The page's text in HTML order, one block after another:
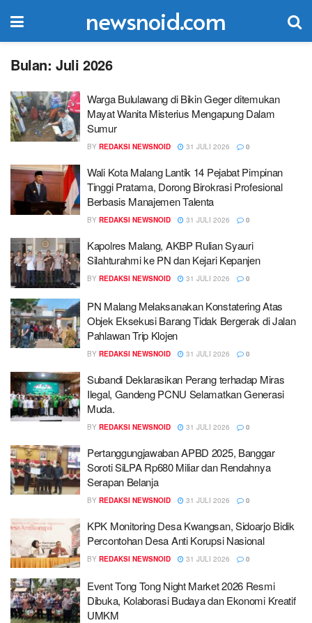
newsnoid.com
Bulan:Juli 2026
Warga Bululawang di Bikin Geger ditemukan
Mayat Wanita Misterius Mengapung Dalam
Sumur
BY REDAKSI NEWSNOID 31 JULI 2026 0
Wali Kota Malang Lantik 14 Pejabat Pimpinan
Tinggi Pratama, Dorong Birokrasi Profesional
Berbasis Manajemen Talenta
BY REDAKSI NEWSNOID 31 JULI 2026 0
Kapolres Malang, AKBP Rulian Syauri
Silahturahmi ke PN dan Kejari Kepanjen
BY REDAKSI NEWSNOID 31 JULI 2026 0
PN Malang Melaksanakan Konstatering Atas
Objek Eksekusi Barang Tidak Bergerak di Jalan
Pahlawan Trip Klojen
BY REDAKSI NEWSNOID 31 JULI 2026 0
Subandi Deklarasikan Perang terhadap Miras
Ilegal, Gandeng PCNU Selamatkan Generasi
Muda.
BY REDAKSI NEWSNOID 31 JULI 2026 0
Pertanggungjawaban APBD 2025, Banggar
Soroti SiLPA Rp680 Miliar dan Rendahnya
Serapan Belanja
BY REDAKSI NEWSNOID 31 JULI 2026 0
KPK Monitoring Desa Kwangsan, Sidoarjo Bidik
Percontohan Desa Anti Korupsi Nasional
BY REDAKSI NEWSNOID 31 JULI 2026 0
Event Tong Tong Night Market 2026 Resmi
Dibuka, Kolaborasi Budaya dan Ekonomi Kreatif
UMKM